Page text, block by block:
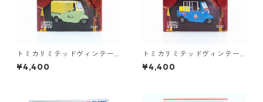
トミカリミテッドヴィンテー
ジ 東宝名車座 VOL.07 日本一
の若大将 #10214625
¥4,400
トミカリミテッドヴィンテー
ジ 東宝名車座 VOL.06 クレイ
ジー作戦 くたばれ！無責任 #1
¥4,400